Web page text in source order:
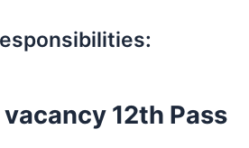
vacancy 12th Pass